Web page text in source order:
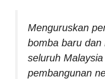
Menguruskan
bomba baru
seluruh
pembangunan